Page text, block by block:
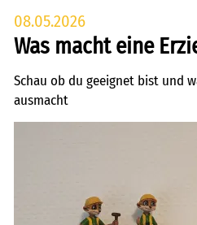
08.05.2026
Was macht eine
Schau ob du geeignet bist und
ausmacht